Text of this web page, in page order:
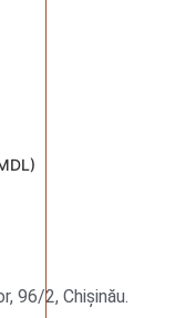
)
96/2, Chișinău.